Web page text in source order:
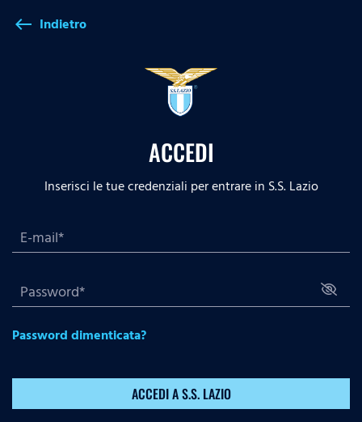
west Indietro
ACCEDI
Inserisci le tue credenziali per entrare in S.S. Lazio
Password dimenticata?
ACCEDI A S.S. LAZIO